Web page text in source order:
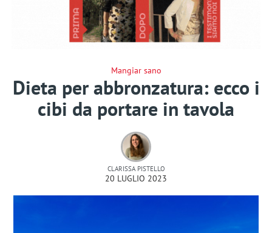
Mangiar sano
Dieta per abbronzatura: ecco i
cibi da portare in tavola
CLARISSA PISTELLO
20 LUGLIO 2023